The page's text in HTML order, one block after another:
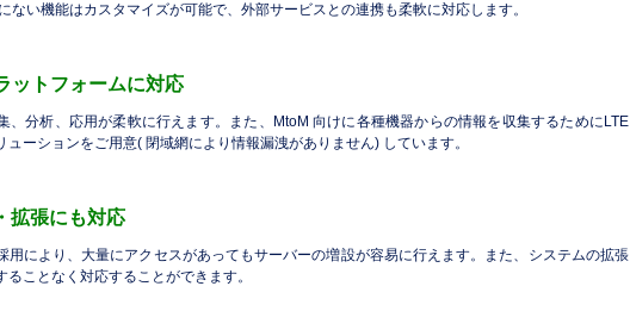
ない機能はカスタマイズが可能で、外部サービスとの連携も柔軟に対応します。
ットフォームに対応
、分析、応用が柔軟に行えます。また、MtoM 向けに各種機器からの情報を収集するためにLTE
ューションをご用意( 閉域網により情報漏洩がありません) しています。
拡張にも対応
用により、大量にアクセスがあってもサーバーの増設が容易に行えます。また、システムの拡張
ることなく対応することができます。